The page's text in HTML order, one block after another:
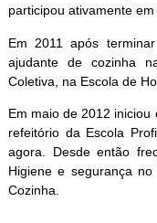
participou ativamente
Em 2011 após
ajudante de cozinha
Coletiva, na Escola de
Em maio de 2012
refeitório da Escola
agora. Desde então
Higiene e segurança
Cozinha.